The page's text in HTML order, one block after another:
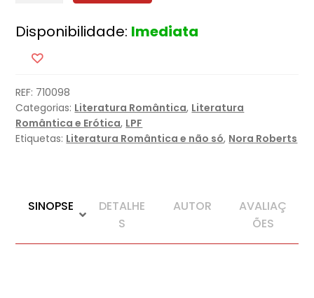
para
Sempre
Disponibilidade: Imediata
REF: 710098
Categorias: Literatura Romântica, Literatura
Romântica e Erótica, LPF
Etiquetas: Literatura Romântica e não só, Nora Roberts
SINOPSE
DETALHE
S
AUTOR
AVALIAÇ
ÕES